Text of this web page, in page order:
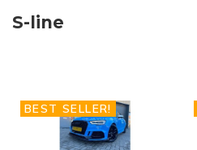
S-line
BEST SELLER!